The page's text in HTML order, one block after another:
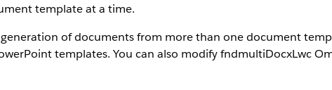
template at a time.
of documents from more than one document
templates. You can also modify fndmultiDocxLwc